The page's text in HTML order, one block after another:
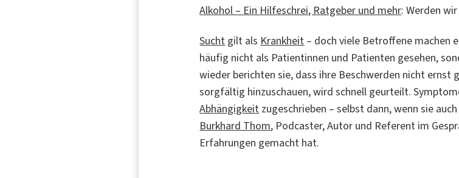
Alkohol – Ein Hilfeschrei, Ratgeber und mehr: Werden
Sucht gilt als Krankheit – doch viele Betroffene machen
häufig nicht als Patientinnen und Patienten gesehen,
wieder berichten sie, dass ihre Beschwerden nicht ernst
sorgfältig hinzuschauen, wird schnell geurteilt.
Abhängigkeit zugeschrieben – selbst dann, wenn sie
Burkhard Thom, Podcaster, Autor und Referent im
Erfahrungen gemacht hat.